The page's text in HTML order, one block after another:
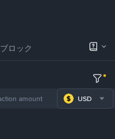
ブロック
USD